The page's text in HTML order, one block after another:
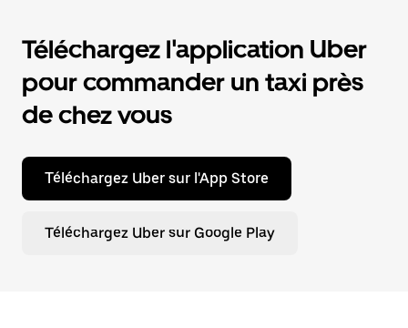
Téléchargez l'application Uber
pour commander un taxi près
de chez vous
Téléchargez Uber sur l'App Store
Téléchargez Uber sur Google Play